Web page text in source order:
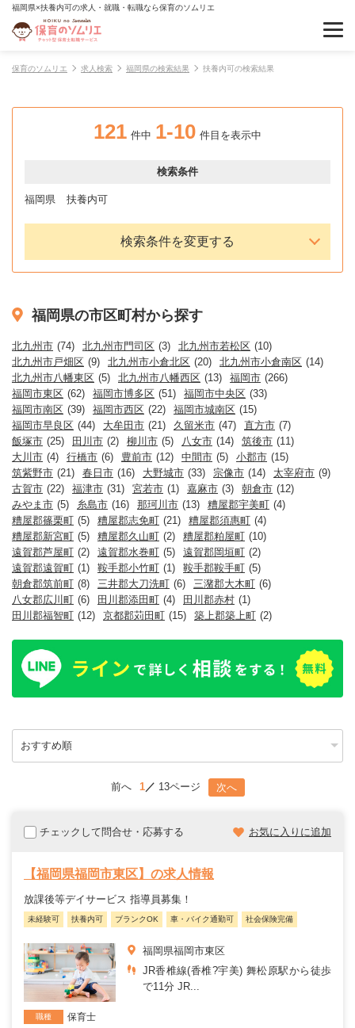
福岡県×扶養内可の求人・就職・転職なら保育のソムリエ
保育のソムリエ 求人検索 福岡県の検索結果 扶養内可の検索結果
121 件中 1-10 件目を表示中
検索条件
福岡県 扶養内可
検索条件を変更する
福岡県の市区町村から探す
北九州市 (74) 北九州市門司区 (3) 北九州市若松区 (10)
北九州市戸畑区 (9) 北九州市小倉北区 (20) 北九州市小倉南区 (14)
北九州市八幡東区 (5) 北九州市八幡西区 (13) 福岡市 (266)
福岡市東区 (62) 福岡市博多区 (51) 福岡市中央区 (33)
福岡市南区 (39) 福岡市西区 (22) 福岡市城南区 (15)
福岡市早良区 (44) 大牟田市 (21) 久留米市 (47) 直方市 (7)
飯塚市 (25) 田川市 (2) 柳川市 (5) 八女市 (14) 筑後市 (11)
大川市 (4) 行橋市 (6) 豊前市 (12) 中間市 (5) 小郡市 (15)
筑紫野市 (21) 春日市 (16) 大野城市 (33) 宗像市 (14) 太宰府市 (9)
古賀市 (22) 福津市 (31) 宮若市 (1) 嘉麻市 (3) 朝倉市 (12)
みやま市 (5) 糸島市 (16) 那珂川市 (13) 糟屋郡宇美町 (4)
糟屋郡篠栗町 (5) 糟屋郡志免町 (21) 糟屋郡須惠町 (4)
糟屋郡新宮町 (5) 糟屋郡久山町 (2) 糟屋郡粕屋町 (10)
遠賀郡芦屋町 (2) 遠賀郡水巻町 (5) 遠賀郡岡垣町 (2)
遠賀郡遠賀町 (1) 鞍手郡小竹町 (1) 鞍手郡鞍手町 (5)
朝倉郡筑前町 (8) 三井郡大刀洗町 (6) 三潴郡大木町 (6)
八女郡広川町 (6) 田川郡添田町 (4) 田川郡赤村 (1)
田川郡福智町 (12) 京都郡苅田町 (15) 築上郡築上町 (2)
前へ 1 13ページ 次へ
チェックして問合せ・応募する お気に入りに追加
【福岡県福岡市東区】の求人情報
放課後等デイサービス 指導員募集！
未経験可 扶養内可 ブランクOK 車・バイク通勤可 社会保険完備
福岡県福岡市東区
JR香椎線(香椎?宇美) 舞松原駅から徒歩
で11分 JR...
職種 保育士